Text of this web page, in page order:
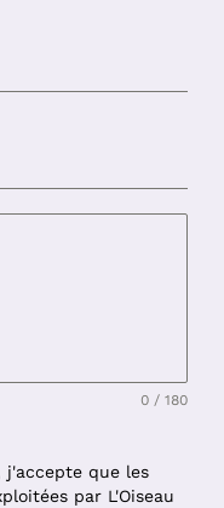
0 / 180
j'accepte que les
par L'Oiseau